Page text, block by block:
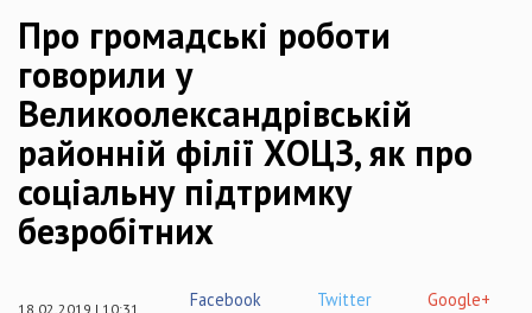
Про громадські роботи
говорили у
Великоолександрівській
районній філії ХОЦЗ, як про
соціальну підтримку
безробітних
18.02.2019 | 10:31 Facebook Twitter Google+